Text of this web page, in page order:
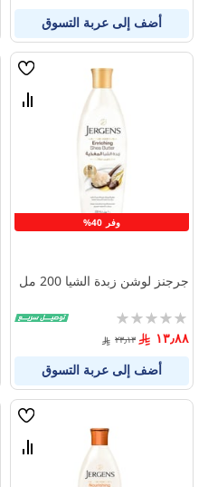
أضف إلى عربة التسوق
وفر 40%
قائمة
قارن
جرجنز لوشن زبدة الشيا 200 مل
Rating:
0%
١٣٫٨٨ ٢٣٫١٣
أضف إلى عربة التسوق
قائمة
قارن